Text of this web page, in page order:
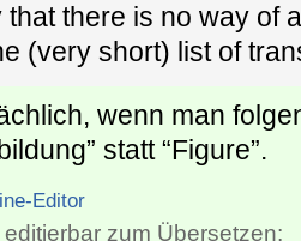
that there is no way of
(very short) list of
wenn man
statt “Figure”.
Editor
zum Übersetzen: